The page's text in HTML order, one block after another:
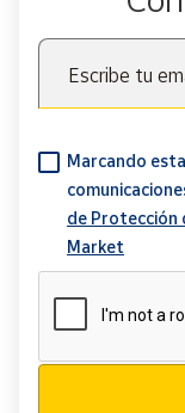
Escribe tu
Marcando
de Protección
Market